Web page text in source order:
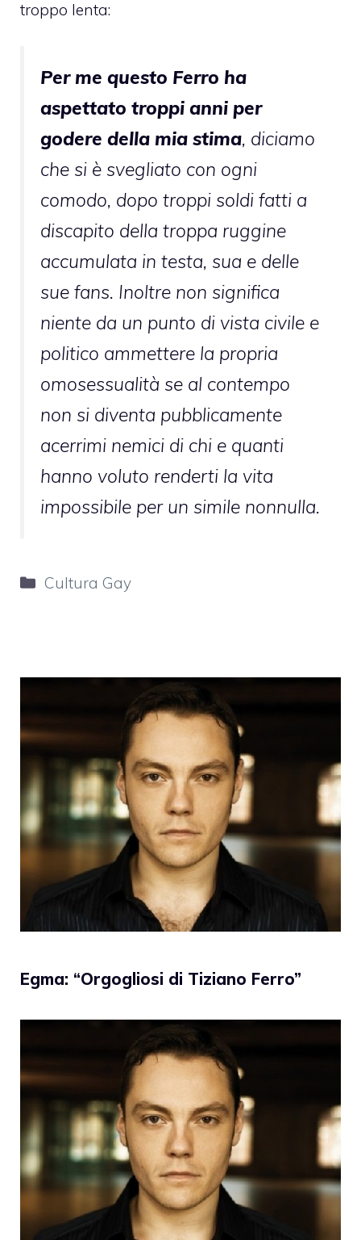
troppo lenta:
Per me questo Ferro ha
aspettato troppi anni per
godere della mia stima, diciamo
che si è svegliato con ogni
comodo, dopo troppi soldi fatti a
discapito della troppa ruggine
accumulata in testa, sua e delle
sue fans. Inoltre non significa
niente da un punto di vista civile e
politico ammettere la propria
omosessualità se al contempo
non si diventa pubblicamente
acerrimi nemici di chi e quanti
hanno voluto renderti la vita
impossibile per un simile nonnulla.
Categorie
Cultura Gay
Egma: “Orgogliosi di Tiziano Ferro”